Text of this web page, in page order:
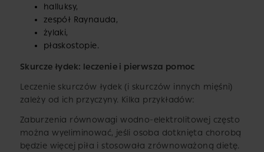
halluksy,
zespół Raynauda,
żylaki,
płaskostopie.
Skurcze łydek: leczenie i pierwsza pomoc
Leczenie skurczów łydek (i skurczów innych mięśni)
zależy od ich przyczyny. Kilka przykładów:
Zaburzenia równowagi wodno-elektrolitowej często
można wyeliminować, jeśli osoba dotknięta chorobą
będzie więcej piła i stosowała zrównoważoną dietę.